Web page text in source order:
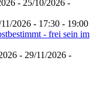
- 25/10/2026 -
2026 - 17:30 - 19:00
- frei sein im
- 29/11/2026 -